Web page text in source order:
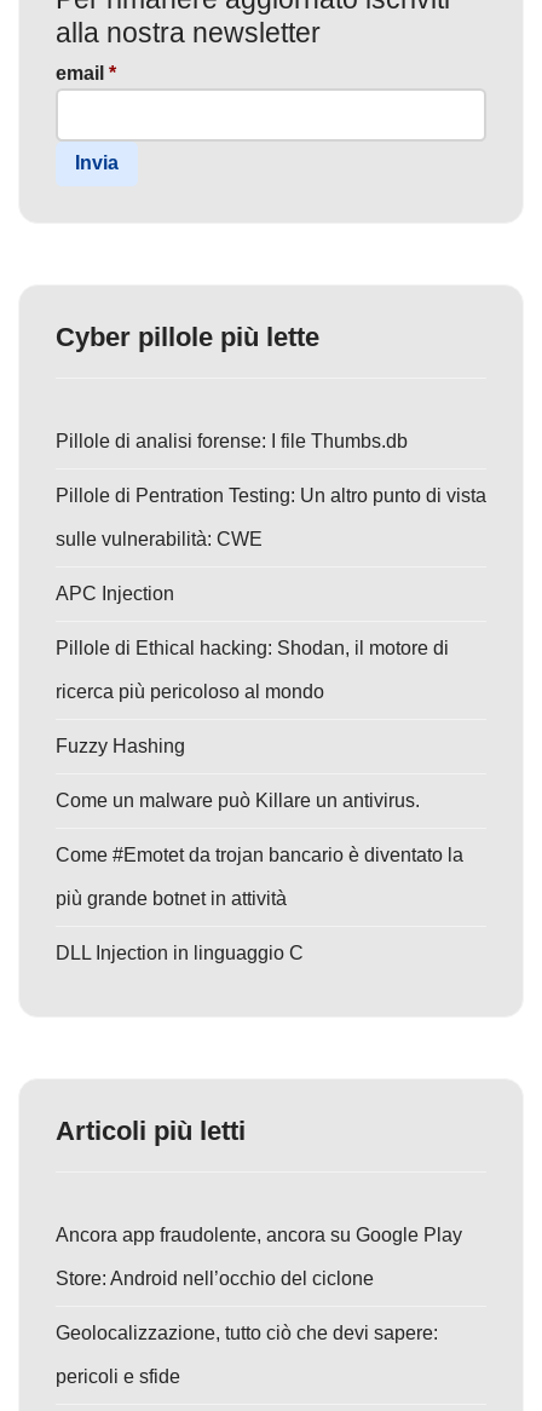
alla nostra newsletter
email *
Invia
Cyber pillole più lette
Pillole di analisi forense: I file Thumbs.db
Pillole di Pentration Testing: Un altro punto di vista
sulle vulnerabilità: CWE
APC Injection
Pillole di Ethical hacking: Shodan, il motore di
ricerca più pericoloso al mondo
Fuzzy Hashing
Come un malware può Killare un antivirus.
Come #Emotet da trojan bancario è diventato la
più grande botnet in attività
DLL Injection in linguaggio C
Articoli più letti
Ancora app fraudolente, ancora su Google Play
Store: Android nell’occhio del ciclone
Geolocalizzazione, tutto ciò che devi sapere:
pericoli e sfide